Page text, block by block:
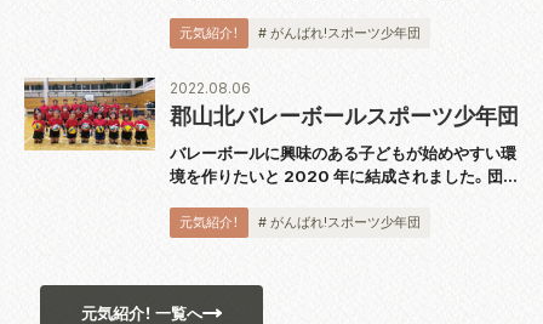
25 名。「不屈の闘志」をチームスローガンに週3回
の練習に励みます。監督の星...
元気紹介！ # がんばれ!スポーツ少年団
郡山北バレーボールスポーツ少年団
バレーボールに興味のある子どもが始めやすい環
境を作りたいと 2020 年に結成されました。団員
でプレー」をチームスローガンに週 3 回の練習に
励みます。監督の武田直...
元気紹介！ # がんばれ!スポーツ少年団
2022.08.06
元気紹介！ 一覧へ